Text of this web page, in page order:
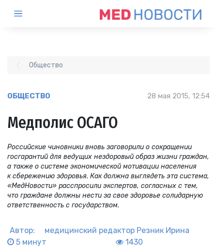
Общество
ОБЩЕСТВО 28 мая 2015, 12:54
Медполис ОСАГО
Российские чиновники вновь заговорили о сокращении
госгарантий для ведущих нездоровый образ жизни граждан,
а также о системе экономической мотивации населения
к сбережению здоровья. Как должна выглядеть эта система,
«МедНовости» расспросили экспертов, согласных с тем,
что граждане должны нести за свое здоровье солидарную
ответственность с государством.
Автор: медицинский редактор Резник Ирина
5 минут
1430